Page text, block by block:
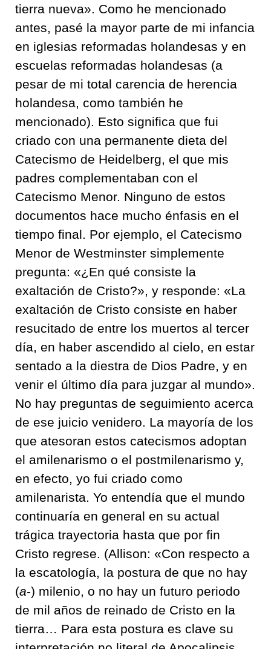
tierra nueva». Como he mencionado
antes, pasé la mayor parte de mi infancia
en iglesias reformadas holandesas y en
escuelas reformadas holandesas (a
pesar de mi total carencia de herencia
holandesa, como también he
mencionado). Esto significa que fui
criado con una permanente dieta del
Catecismo de Heidelberg, el que mis
padres complementaban con el
Catecismo Menor. Ninguno de estos
documentos hace mucho énfasis en el
tiempo final. Por ejemplo, el Catecismo
Menor de Westminster simplemente
pregunta: «¿En qué consiste la
exaltación de Cristo?», y responde: «La
exaltación de Cristo consiste en haber
resucitado de entre los muertos al tercer
día, en haber ascendido al cielo, en estar
sentado a la diestra de Dios Padre, y en
venir el último día para juzgar al mundo».
No hay preguntas de seguimiento acerca
de ese juicio venidero. La mayoría de los
que atesoran estos catecismos adoptan
el amilenarismo o el postmilenarismo y,
en efecto, yo fui criado como
amilenarista. Yo entendía que el mundo
continuaría en general en su actual
trágica trayectoria hasta que por fin
Cristo regrese. (Allison: «Con respecto a
la escatología, la postura de que no hay
(a-) milenio, o no hay un futuro periodo
de mil años de reinado de Cristo en la
tierra… Para esta postura es clave su